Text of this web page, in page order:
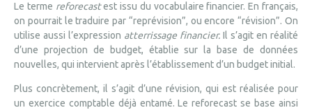
Le terme reforecastest issu du vocabulaire financier. En français,
on pourrait le traduire par “reprévision”, ou encore “révision”. On
utilise aussi l’expression atterrissage financier. Il s’agit en réalité
d’une projection de budget, établie sur la base de données
nouvelles, qui intervient après l’établissement d’un budget initial.
Plus concrètement, il s’agit d’une révision, qui est réalisée pour
un exercice comptable déjà entamé. Le reforecast se base ainsi